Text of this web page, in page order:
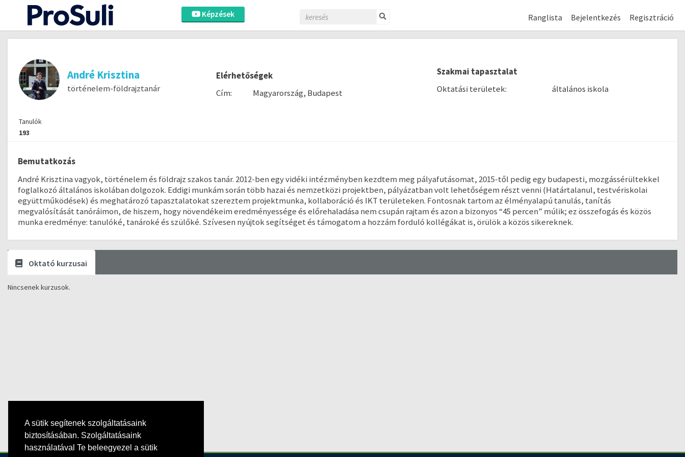
A sütik segítenek szolgáltatásaink
biztosításában. Szolgáltatásaink
használatával Te beleegyezel a sütik
Képzések Ranglista Bejelentkezés Regisztráció
André Krisztina
történelem-földrajztanár
Tanulók
193
Elérhetőségek
Cím:
Magyarország, Budapest
Szakmai tapasztalat
Oktatási területek:
általános iskola
Bemutatkozás
André Krisztina vagyok, történelem és földrajz szakos tanár. 2012-ben egy vidéki intézményben kezdtem meg pályafutásomat, 2015-től pedig egy budapesti, mozgássérültekkel
foglalkozó általános iskolában dolgozok. Eddigi munkám során több hazai és nemzetközi projektben, pályázatban volt lehetőségem részt venni (Határtalanul, testvériskolai
együttműködések) és meghatározó tapasztalatokat szereztem projektmunka, kollaboráció és IKT területeken. Fontosnak tartom az élményalapú tanulás, tanítás
megvalósítását tanóráimon, de hiszem, hogy növendékeim eredményessége és előrehaladása nem csupán rajtam és azon a bizonyos “45 percen” múlik; ez összefogás és közös
munka eredménye: tanulóké, tanároké és szülőké. Szívesen nyújtok segítséget és támogatom a hozzám forduló kollégákat is, örülök a közös sikereknek.
Oktató kurzusai
Nincsenek kurzusok.